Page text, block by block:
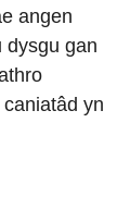
angen
dysgu gan
yn